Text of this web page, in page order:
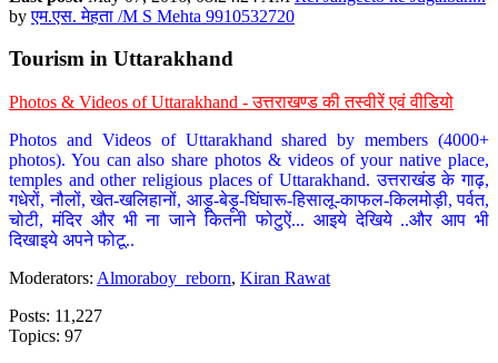
byएम.एस. मेहता /M S Mehta 9910532720
Tourism in Uttarakhand
Photos & Videos of Uttarakhand - उत्तराखण्ड की तस्वीरें एवं वीडियो
Photos and Videos of Uttarakhand shared by members (4000+
photos). You can also share photos & videos of your native place,
temples and other religious places of Uttarakhand. उत्तराखंड के गाढ़,
गधेरों, नौलों, खेत-खलिहानों, आड़ू-बेड़ू-घिंघारू-हिसालू-काफल-किलमोड़ी, पर्वत,
चोटी, मंदिर और भी ना जाने कितनी फोटुऐं... आइये देखिये ..और आप भी
दिखाइये अपने फोटू..
Moderators: Almoraboy_reborn, Kiran Rawat
Posts: 11,227
Topics: 97